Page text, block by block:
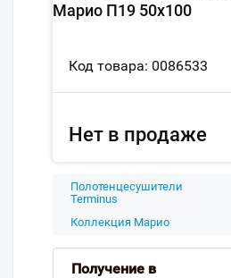
Марио П19 50х100
Код товара: 0086533
Нет в продаже
Полотенцесушители
Terminus
Коллекция Марио
Получение в